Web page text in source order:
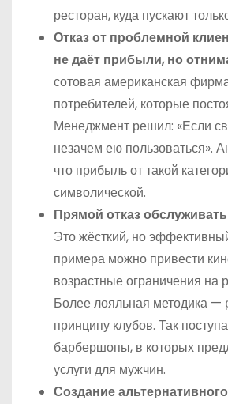
ресторан, куда пускают
Отказ от проблемной
не даёт прибыли, но
сотовая американская
потребителей, которые
Менеджмент решил: «Если
незачем ею пользоваться».
что прибыль от такой
символической.
Прямой отказ
Это жёсткий, но
примера можно привести
возрастные ограничения на
Более лояльная методика —
принципу клубов. Так
барбершопы, в которых
услуги для мужчин.
Создание